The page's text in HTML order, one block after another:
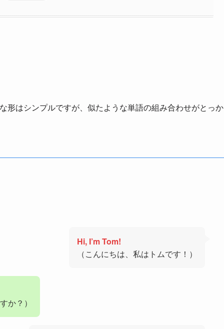
形はシンプルですが、似たような単語の組み合わせがとっか
Hi, I’m Tom!
（こんにちは、私はトムです！）
か？）